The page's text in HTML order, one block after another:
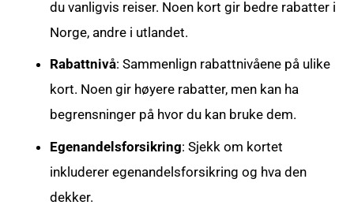
du vanligvis reiser. Noen kort gir bedre rabatter i
Norge, andre i utlandet.
Rabattnivå: Sammenlign rabattnivåene på ulike
kort. Noen gir høyere rabatter, men kan ha
begrensninger på hvor du kan bruke dem.
Egenandelsforsikring: Sjekk om kortet
inkluderer egenandelsforsikring og hva den
dekker.